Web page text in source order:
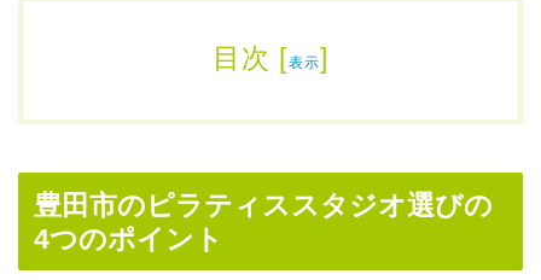
目次 [表示]
豊田市のピラティススタジオ選びの
4つのポイント